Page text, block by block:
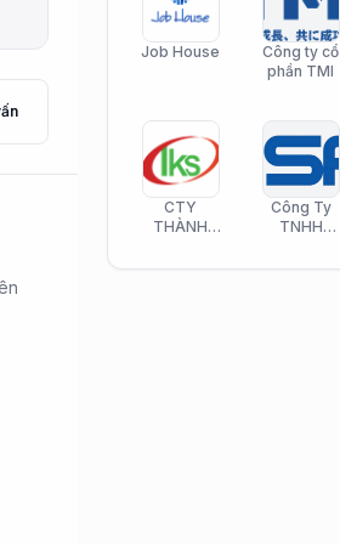
Job House
Công ty cổ
phần TMI
CTY
THÀNH
PHAMATECH
Công Ty
TNHH
Phần Mềm